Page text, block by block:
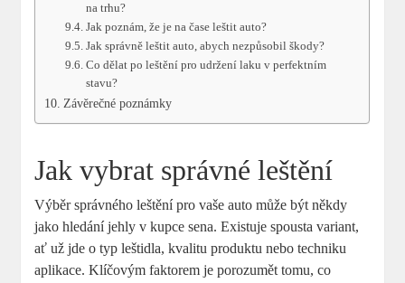
na trhu?
Jak poznám, že je na čase leštit auto?
Jak správně leštit auto, abych nezpůsobil škody?
Co dělat po leštění pro udržení laku v perfektním
stavu?
Závěrečné poznámky
Jak vybrat správné leštění
Výběr správného leštění pro vaše auto může být někdy
jako hledání jehly v kupce sena. Existuje spousta variant,
ať už jde o typ leštidla, kvalitu produktu nebo techniku
aplikace. Klíčovým faktorem je porozumět tomu, co